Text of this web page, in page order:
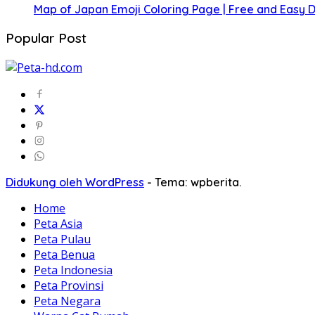
Map of Japan Emoji Coloring Page | Free and Easy
Popular Post
Didukung oleh WordPress - Tema: wpberita.
Home
Peta Asia
Peta Pulau
Peta Benua
Peta Indonesia
Peta Provinsi
Peta Negara